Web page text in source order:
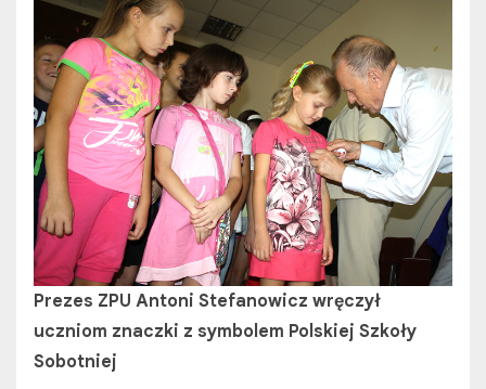
Prezes ZPU Antoni Stefanowicz wręczył
uczniom znaczki z symbolem Polskiej Szkoły
Sobotniej